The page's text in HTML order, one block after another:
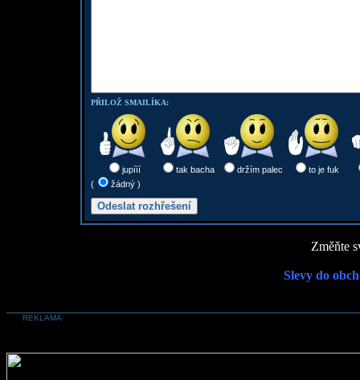
PŘILOŽ SMAILÍKA:
jupííí tak bacha držím palec
to je fuk
(
žádný )
Změňte
Slevy do
REKLAMA